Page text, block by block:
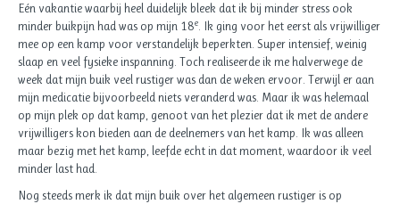
Eén vakantie waarbij heel duidelijk bleek dat ik bij minder stress ook
minder buikpijn had was op mijn 18e. Ik ging voor het eerst als vrijwilliger
mee op een kamp voor verstandelijk beperkten. Super intensief, weinig
slaap en veel fysieke inspanning. Toch realiseerde ik me halverwege de
week dat mijn buik veel rustiger was dan de weken ervoor. Terwijl er aan
mijn medicatie bijvoorbeeld niets veranderd was. Maar ik was helemaal
op mijn plek op dat kamp, genoot van het plezier dat ik met de andere
vrijwilligers kon bieden aan de deelnemers van het kamp. Ik was alleen
maar bezig met het kamp, leefde echt in dat moment, waardoor ik veel
minder last had.
Nog steeds merk ik dat mijn buik over het algemeen rustiger is op